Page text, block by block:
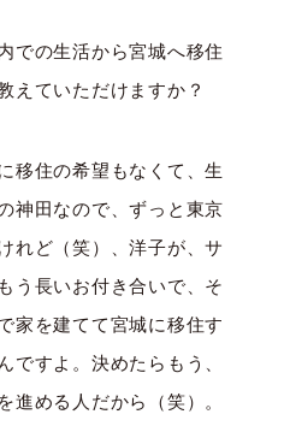
での生活から宮城へ移住
えていただけますか？
移住の希望もなくて、生
神田なので、ずっと東京
れど（笑）、洋子が、サ
う長いお付き合いで、そ
家を建てて宮城に移住す
ですよ。決めたらもう、
進める人だから（笑）。